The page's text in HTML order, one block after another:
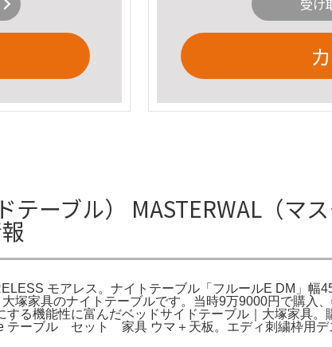
受け
ーブル） MASTERWAL（マ
モアレス。ナイトテーブル「フルールE DM」幅
塚家具のナイトテーブルです。当時9万9000円で購入
る機能性に富んだベッドサイドテーブル｜大塚家具
テーブル セット 家具 ウマ＋天板。エディ刺繍枠用